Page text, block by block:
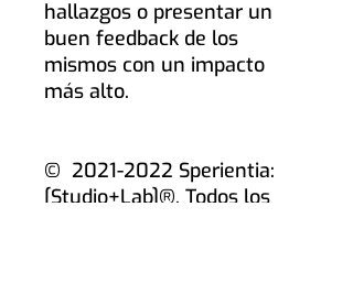
hallazgos o presentar un
buen feedback de los
mismos con un impacto
más alto.
© ️ 2021-2022 Sperientia:
[Studio+Lab]®. Todos los